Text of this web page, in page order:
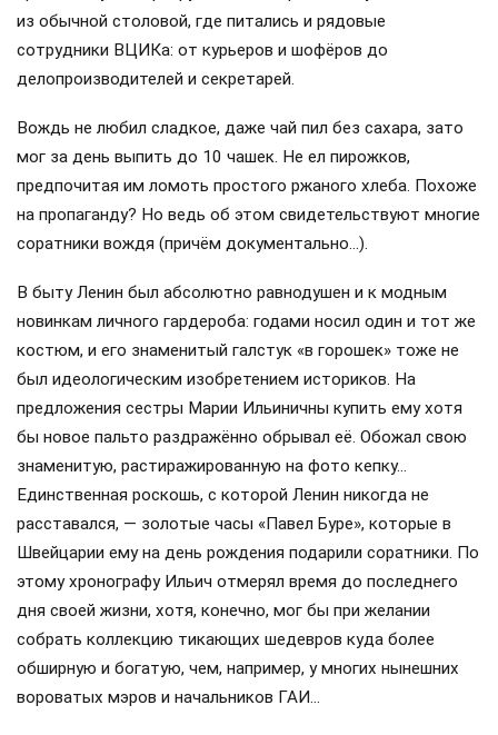
из обычной столовой, где питались и рядовые
сотрудники ВЦИКа: от курьеров и шофёров до
делопроизводителей и секретарей.
Вождь не любил сладкое, даже чай пил без сахара, зато
мог за день выпить до 10 чашек. Не ел пирожков,
предпочитая им ломоть простого ржаного хлеба. Похоже
на пропаганду? Но ведь об этом свидетельствуют многие
соратники вождя (причём документально…).
В быту Ленин был абсолютно равнодушен и к модным
новинкам личного гардероба: годами носил один и тот же
костюм, и его знаменитый галстук «в горошек» тоже не
был идеологическим изобретением историков. На
предложения сестры Марии Ильиничны купить ему хотя
бы новое пальто раздражённо обрывал её. Обожал свою
знаменитую, растиражированную на фото кепку…
Единственная роскошь, с которой Ленин никогда не
расставался, — золотые часы «Павел Буре», которые в
Швейцарии ему на день рождения подарили соратники. По
этому хронографу Ильич отмерял время до последнего
дня своей жизни, хотя, конечно, мог бы при желании
собрать коллекцию тикающих шедевров куда более
обширную и богатую, чем, например, у многих нынешних
вороватых мэров и начальников ГАИ…